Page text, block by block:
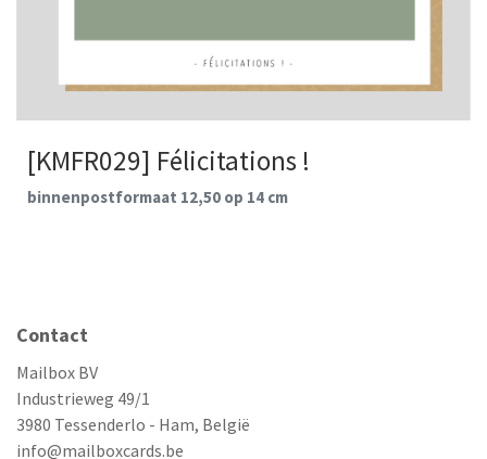
[KMFR029] Félicitations !
binnenpostformaat 12,50 op 14 cm
Contact
Mailbox BV
Industrieweg 49/1
3980 Tessenderlo - Ham, België
info@mailboxcards.be